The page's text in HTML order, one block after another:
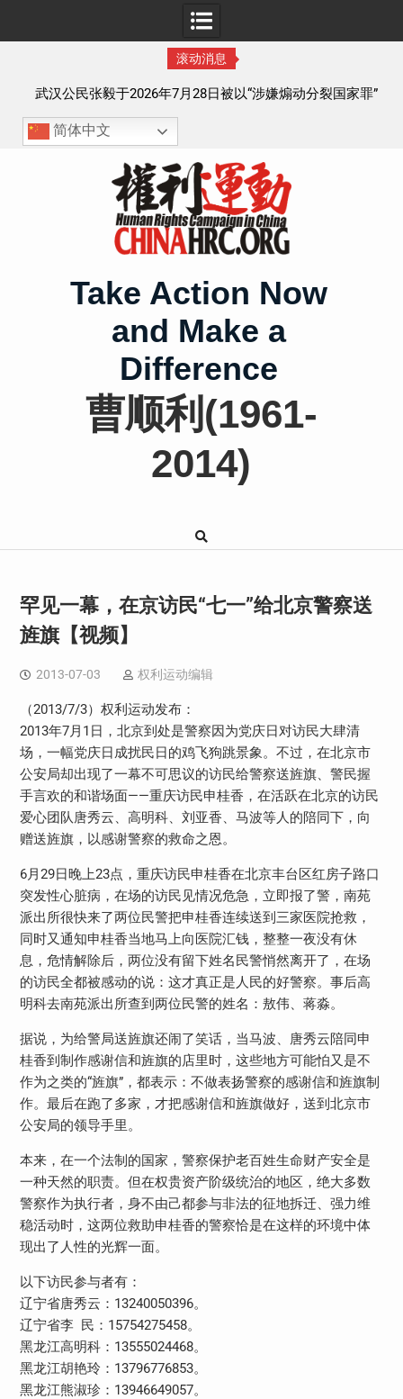
滚动消息
武汉公民张毅于2026年7月28日被以“涉嫌煽动分裂国家罪”
执行逮捕 目前羁押在拉萨市看守所
简体中文
Take Action Now
and Make a
Difference
曹顺利(1961-
2014)
罕见一幕，在京访民“七一”给北京警察送
旌旗【视频】
2013-07-03 权利运动编辑
（2013/7/3）权利运动发布：
2013年7月1日，北京到处是警察因为党庆日对访民大肆清
场，一幅党庆日成扰民日的鸡飞狗跳景象。不过，在北京市
公安局却出现了一幕不可思议的访民给警察送旌旗、警民握
手言欢的和谐场面——重庆访民申桂香，在活跃在北京的访民
爱心团队唐秀云、高明科、刘亚香、马波等人的陪同下，向
赠送旌旗，以感谢警察的救命之恩。
6月29日晚上23点，重庆访民申桂香在北京丰台区红房子路口
突发性心脏病，在场的访民见情况危急，立即报了警，南苑
派出所很快来了两位民警把申桂香连续送到三家医院抢救，
同时又通知申桂香当地马上向医院汇钱，整整一夜没有休
息，危情解除后，两位没有留下姓名民警悄然离开了，在场
的访民全都被感动的说：这才真正是人民的好警察。事后高
明科去南苑派出所查到两位民警的姓名：敖伟、蒋淼。
据说，为给警局送旌旗还闹了笑话，当马波、唐秀云陪同申
桂香到制作感谢信和旌旗的店里时，这些地方可能怕又是不
作为之类的“旌旗”，都表示：不做表扬警察的感谢信和旌旗制
作。最后在跑了多家，才把感谢信和旌旗做好，送到北京市
公安局的领导手里。
本来，在一个法制的国家，警察保护老百姓生命财产安全是
一种天然的职责。但在权贵资产阶级统治的地区，绝大多数
警察作为执行者，身不由己都参与非法的征地拆迁、强力维
稳活动时，这两位救助申桂香的警察恰是在这样的环境中体
现出了人性的光辉一面。
以下访民参与者有：
辽宁省唐秀云：13240050396。
辽宁省李 民：15754275458。
黑龙江高明科：13555024468。
黑龙江胡艳玲：13796776853。
黑龙江熊淑珍：13946649057。